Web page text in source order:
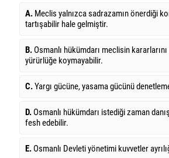
A. Meclis yalnızca sadrazamın önerdiği
tartışabilir hale gelmiştir.
B. Osmanlı hükümdarı meclisin
yürürlüğe koymayabilir.
C.Yargı gücüne, yasama gücünü
D. Osmanlı hükümdarı istediği zaman
fesh edebilir.
E. Osmanlı Devleti yönetimi kuvvetler